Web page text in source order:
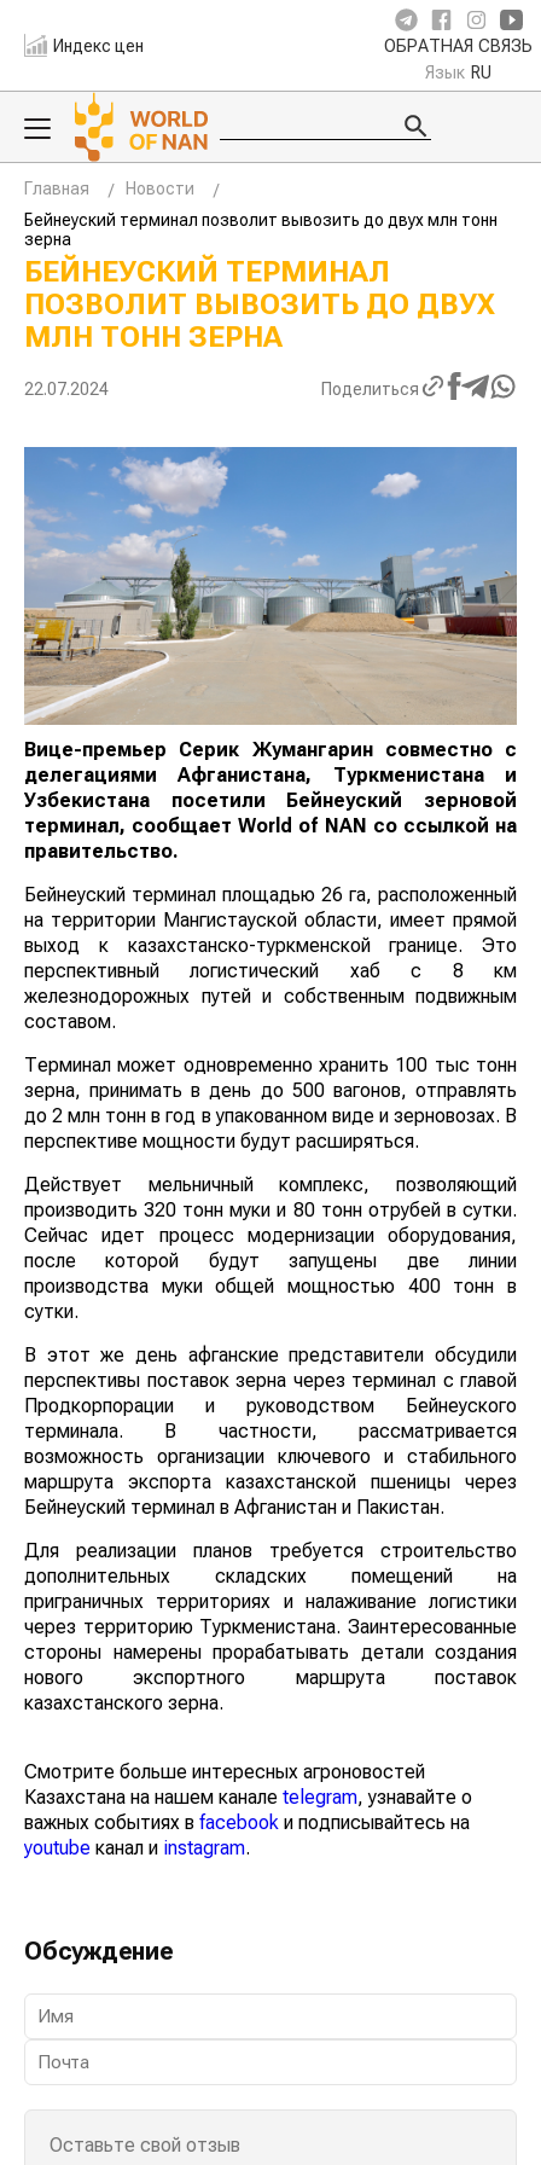
Индекс цен ОБРАТНАЯ СВЯЗЬ
Язык RU
Главная
Новости
Бейнеуский терминал позволит вывозить до двух млн тонн
зерна
БЕЙНЕУСКИЙ ТЕРМИНАЛ
ПОЗВОЛИТ ВЫВОЗИТЬ ДО ДВУХ
МЛН ТОНН ЗЕРНА
22.07.2024 Поделиться
Вице-премьер Серик Жумангарин совместно с
делегациями Афганистана, Туркменистана и
Узбекистана посетили Бейнеуский зерновой
терминал, сообщаетWorld of NAN со ссылкой на
правительство.
Бейнеуский терминал площадью 26 га, расположенный
на территории Мангистауской области, имеет прямой
выход к казахстанско-туркменской границе. Это
перспективный логистический хаб с 8 км
железнодорожных путей и собственным подвижным
составом.
Терминал может одновременно хранить 100 тыс тонн
зерна, принимать в день до 500 вагонов, отправлять
до 2 млн тонн в год в упакованном виде и зерновозах. В
перспективе мощности будут расширяться.
Действует мельничный комплекс, позволяющий
производить 320 тонн муки и 80 тонн отрубей в сутки.
Сейчас идет процесс модернизации оборудования,
после которой будут запущены две линии
производства муки общей мощностью 400 тонн в
сутки.
В этот же день афганские представители обсудили
перспективы поставок зерна через терминал с главой
Продкорпорации и руководством Бейнеуского
терминала. В частности, рассматривается
возможность организации ключевого и стабильного
маршрута экспорта казахстанской пшеницы через
Бейнеуский терминал в Афганистан и Пакистан.
Для реализации планов требуется строительство
дополнительных складских помещений на
приграничных территориях и налаживание логистики
через территорию Туркменистана. Заинтересованные
стороны намерены прорабатывать детали создания
нового экспортного маршрута поставок
казахстанского зерна.
Смотрите больше интересных агроновостей
Казахстана на нашем канале telegram, узнавайте о
важных событиях в facebook и подписывайтесь на
youtube канал и instagram.
Обсуждение